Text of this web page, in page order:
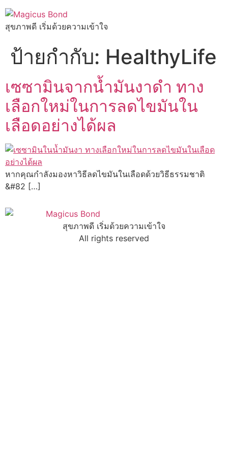
สุขภาพดี เริ่มด้วยความเข้าใจ
ป้ายกำกับ: HealthyLife
เซซามินจากน้ำมันงาดำ ทาง
เลือกใหม่ในการลดไขมันใน
เลือดอย่างได้ผล
หากคุณกำลังมองหาวิธีลดไขมันในเลือดด้วยวิธีธรรมชาติ
&#82 […]
สุขภาพดี เริ่มด้วยความเข้าใจ
All rights reserved